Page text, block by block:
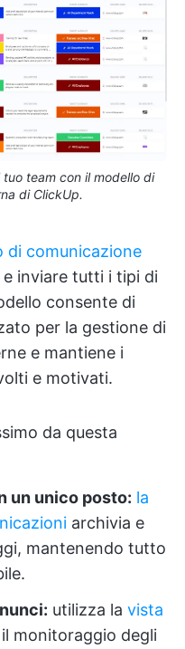
team con il modello di
di ClickUp.
di comunicazione
e inviare tutti i tipi di
consente di
per la gestione di
e mantiene i
e motivati.
da questa
un unico posto: la
archivia e
mantenendo tutto
utilizza la vista
monitoraggio degli